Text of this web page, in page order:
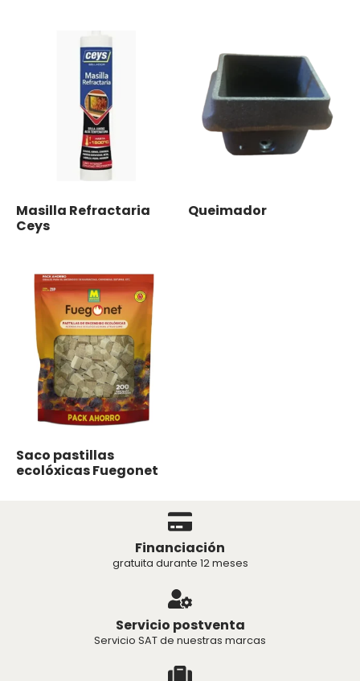
Masilla Refractaria
Ceys
Queimador
Saco pastillas
ecolóxicas Fuegonet
Financiación
gratuita durante 12 meses
Servicio postventa
Servicio SAT de nuestras marcas